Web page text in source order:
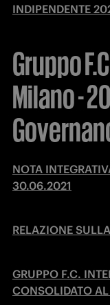
INDIPENDENTE
Gruppo
Milano -
NOTA
30.06.2021
RELAZIONE
GRUPPO F.C.
CONSOLIDATO